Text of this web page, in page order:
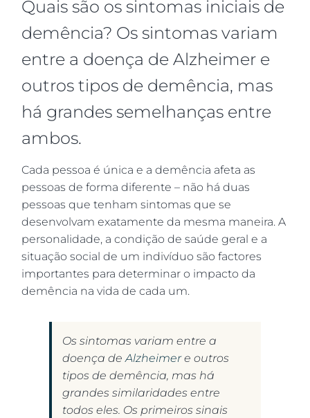
Quais são os sintomas iniciais de
demência? Os sintomas variam
entre a doença de Alzheimer e
outros tipos de demência, mas
há grandes semelhanças entre
ambos.
Cada pessoa é única e a demência afeta as
pessoas de forma diferente – não há duas
pessoas que tenham sintomas que se
desenvolvam exatamente da mesma maneira. A
personalidade, a condição de saúde geral e a
situação social de um indivíduo são factores
importantes para determinar o impacto da
demência na vida de cada um.
Os sintomas variam entre a
doença deAlzheimere outros
tipos de demência, mas há
grandes similaridades entre
todos eles. Os primeiros sinais